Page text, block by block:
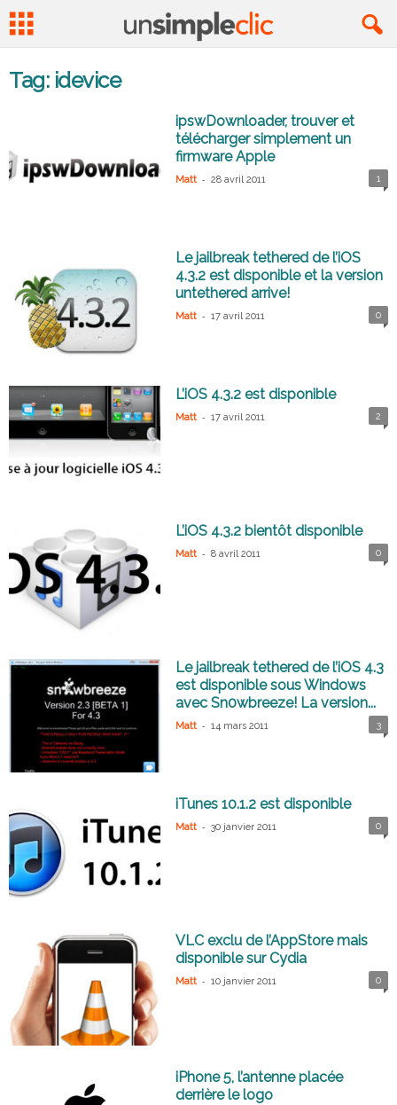
Tag: idevice
ipswDownloader, trouver et
télécharger simplement un
firmware Apple
Matt - 28 avril 2011 1
Le jailbreak tethered de l’iOS
4.3.2 est disponible et la version
untethered arrive!
Matt - 17 avril 2011 0
L’iOS 4.3.2 est disponible
Matt - 17 avril 2011 2
L’iOS 4.3.2 bientôt disponible
Matt - 8 avril 2011 0
Le jailbreak tethered de l’iOS 4.3
est disponible sous Windows
avec Sn0wbreeze! La version...
Matt - 14 mars 2011 3
iTunes 10.1.2 est disponible
Matt - 30 janvier 2011 0
VLC exclu de l’AppStore mais
disponible sur Cydia
Matt - 10 janvier 2011 0
iPhone 5, l’antenne placée
derrière le logo